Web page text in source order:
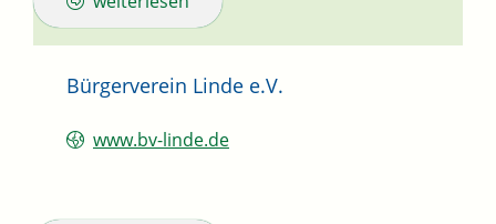
Bürgerverein Linde e.V.
www.bv-linde.de